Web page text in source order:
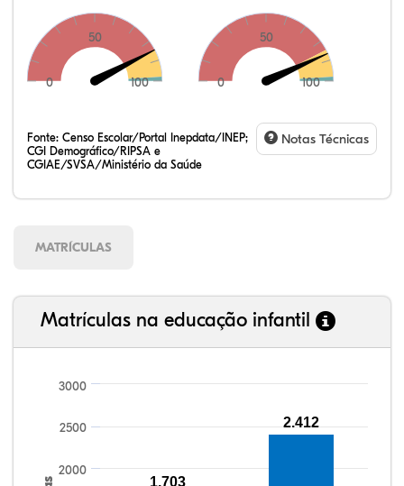
0
50
100 0
50
100
Fonte: Censo Escolar/Portal Inepdata/INEP;
CGI Demográfico/RIPSA e
CGIAE/SVSA/Ministério da Saúde
Notas Técnicas
MATRÍCULAS
Matrículas na educação infantil
2000
2500
3000
1.703
2.412